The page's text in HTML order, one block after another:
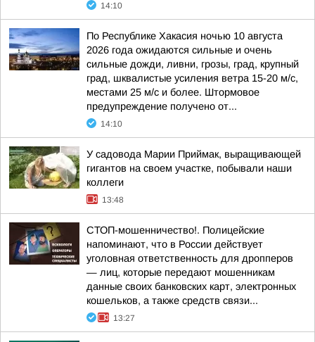
14:10
По Республике Хакасия ночью 10 августа
2026 года ожидаются сильные и очень
сильные дожди, ливни, грозы, град, крупный
град, шквалистые усиления ветра 15-20 м/с,
местами 25 м/с и более. Штормовое
предупреждение получено от...
14:10
У садовода Марии Приймак, выращивающей
гигантов на своем участке, побывали наши
коллеги
13:48
СТОП-мошенничество!. Полицейские
напоминают, что в России действует
уголовная ответственность для дропперов
— лиц, которые передают мошенникам
данные своих банковских карт, электронных
кошельков, а также средств связи...
13:27